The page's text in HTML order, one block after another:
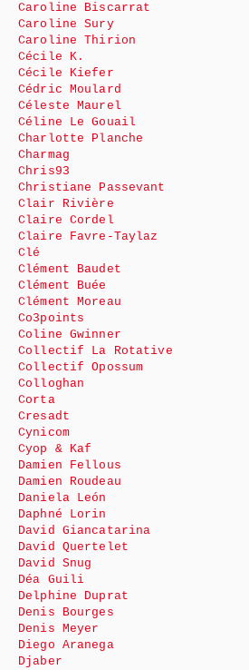
Caroline Biscarrat
Caroline Sury
Caroline Thirion
Cécile K.
Cécile Kiefer
Cédric Moulard
Céleste Maurel
Céline Le Gouail
Charlotte Planche
Charmag
Chris93
Christiane Passevant
Clair Rivière
Claire Cordel
Claire Favre-Taylaz
Clé
Clément Baudet
Clément Buée
Clément Moreau
Co3points
Coline Gwinner
Collectif La Rotative
Collectif Opossum
Colloghan
Corta
Cresadt
Cynicom
Cyop & Kaf
Damien Fellous
Damien Roudeau
Daniela León
Daphné Lorin
David Giancatarina
David Quertelet
David Snug
Déa Guili
Delphine Duprat
Denis Bourges
Denis Meyer
Diego Aranega
Djaber